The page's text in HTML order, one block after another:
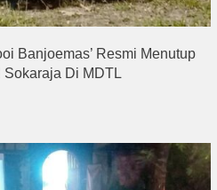
Banjoemas’ Resmi Menutup
Di MDTL